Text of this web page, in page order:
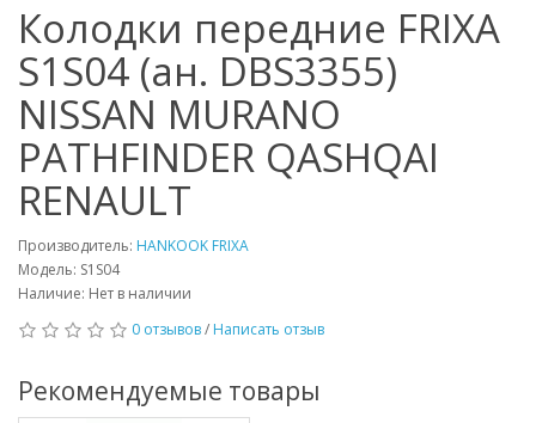
Колодки передние FRIXA
S1S04 (ан. DBS3355)
NISSAN MURANO
PATHFINDER QASHQAI
RENAULT
Производитель: HANKOOK FRIXA
Модель: S1S04
Наличие: Нет в наличии
0 отзывов/ Написать отзыв
Рекомендуемые товары